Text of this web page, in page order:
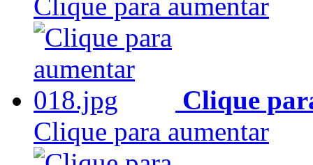
Clique
Clique para aumentar